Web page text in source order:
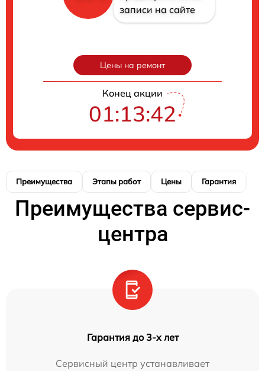
записи на сайте
Цены на ремонт
Конец акции
01:13:41
Преимущества Этапы работ Цены Гарантия
Преимущества сервис-
центра
Гарантия до 3-х лет
Сервисный центр устанавливает